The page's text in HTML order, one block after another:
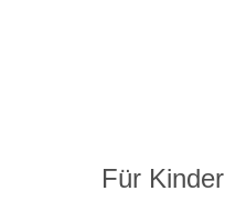
Für Kinder